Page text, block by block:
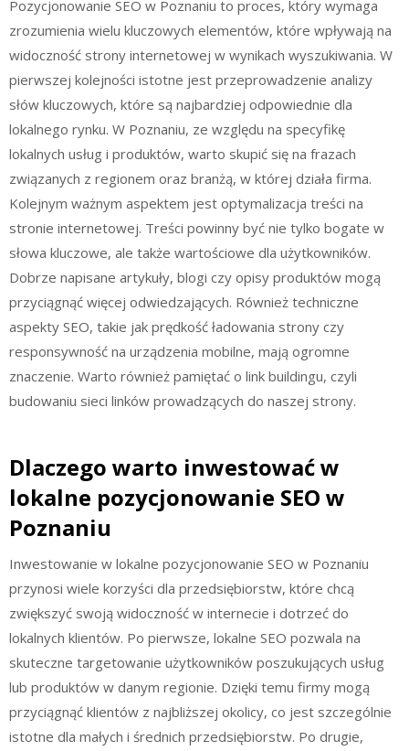
Pozycjonowanie SEO w Poznaniu to proces, który wymaga
zrozumienia wielu kluczowych elementów, które wpływają na
widoczność strony internetowej w wynikach wyszukiwania. W
pierwszej kolejności istotne jest przeprowadzenie analizy
słów kluczowych, które są najbardziej odpowiednie dla
lokalnego rynku. W Poznaniu, ze względu na specyfikę
lokalnych usług i produktów, warto skupić się na frazach
związanych z regionem oraz branżą, w której działa firma.
Kolejnym ważnym aspektem jest optymalizacja treści na
stronie internetowej. Treści powinny być nie tylko bogate w
słowa kluczowe, ale także wartościowe dla użytkowników.
Dobrze napisane artykuły, blogi czy opisy produktów mogą
przyciągnąć więcej odwiedzających. Również techniczne
aspekty SEO, takie jak prędkość ładowania strony czy
responsywność na urządzenia mobilne, mają ogromne
znaczenie. Warto również pamiętać o link buildingu, czyli
budowaniu sieci linków prowadzących do naszej strony.
Dlaczego warto inwestować w
lokalne pozycjonowanie SEO w
Poznaniu
Inwestowanie w lokalne pozycjonowanie SEO w Poznaniu
przynosi wiele korzyści dla przedsiębiorstw, które chcą
zwiększyć swoją widoczność w internecie i dotrzeć do
lokalnych klientów. Po pierwsze, lokalne SEO pozwala na
skuteczne targetowanie użytkowników poszukujących usług
lub produktów w danym regionie. Dzięki temu firmy mogą
przyciągnąć klientów z najbliższej okolicy, co jest szczególnie
istotne dla małych i średnich przedsiębiorstw. Po drugie,